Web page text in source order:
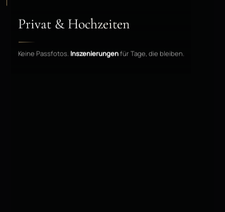
Privat & Hochzeiten
Keine Passfotos. Inszenierungenfür Tage, die bleiben.